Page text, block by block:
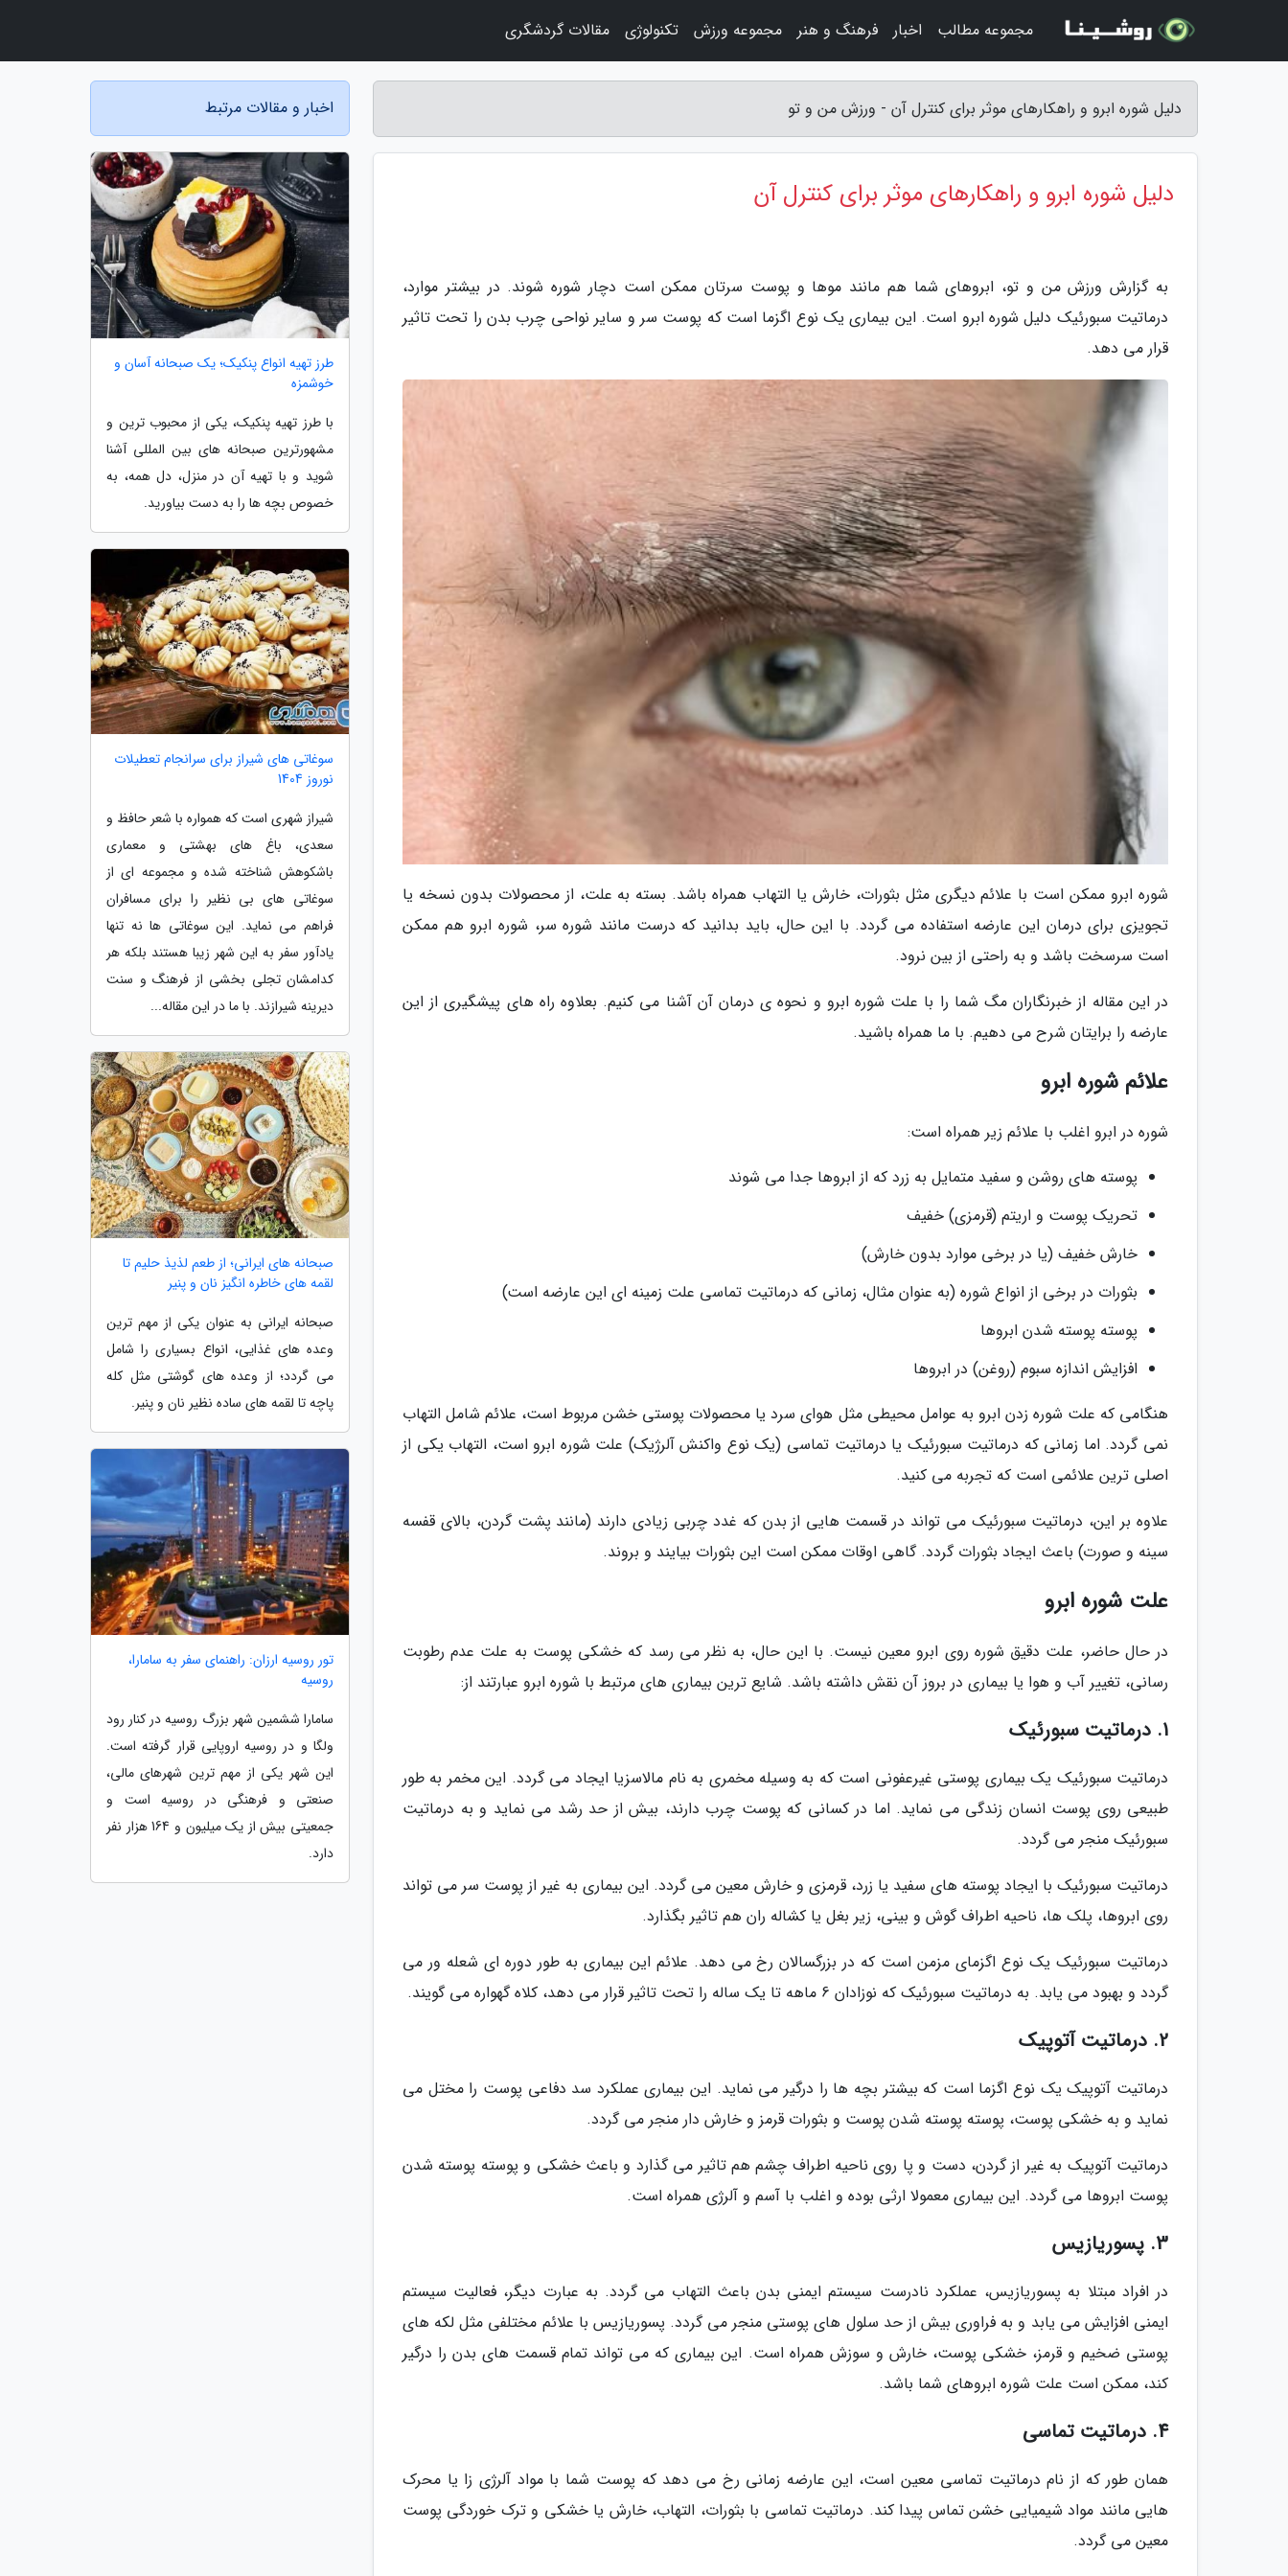
دلیل شوره ابرو و راهکارهای موثر برای کنترل آن - ورزش من و تو
دلیل شوره ابرو و راهکارهای موثر برای کنترل آن
به گزارش ورزش من و تو، ابروهای شما هم مانند موها و پوست سرتان ممکن است دچار شوره شوند. در بیشتر موارد،
درماتیت سبورئیک دلیل شوره ابرو است. این بیماری یک نوع اگزما است که پوست سر و سایر نواحی چرب بدن را تحت تاثیر
قرار می دهد.
شوره ابرو ممکن است با علائم دیگری مثل بثورات، خارش یا التهاب همراه باشد. بسته به علت، از محصولات بدون نسخه یا
تجویزی برای درمان این عارضه استفاده می گردد. با این حال، باید بدانید که درست مانند شوره سر، شوره ابرو هم ممکن
است سرسخت باشد و به راحتی از بین نرود.
در این مقاله از خبرنگاران مگ شما را با علت شوره ابرو و نحوه ی درمان آن آشنا می کنیم. بعلاوه راه های پیشگیری از این
عارضه را برایتان شرح می دهیم. با ما همراه باشید.
علائم شوره ابرو
شوره در ابرو اغلب با علائم زیر همراه است:
پوسته های روشن و سفید متمایل به زرد که از ابروها جدا می شوند
تحریک پوست و اریتم (قرمزی) خفیف
خارش خفیف (یا در برخی موارد بدون خارش)
بثورات در برخی از انواع شوره (به عنوان مثال، زمانی که درماتیت تماسی علت زمینه ای این عارضه است)
پوسته پوسته شدن ابروها
افزایش اندازه سبوم (روغن) در ابروها
هنگامی که علت شوره زدن ابرو به عوامل محیطی مثل هوای سرد یا محصولات پوستی خشن مربوط است، علائم شامل التهاب
نمی گردد. اما زمانی که درماتیت سبورئیک یا درماتیت تماسی (یک نوع واکنش آلرژیک) علت شوره ابرو است، التهاب یکی از
اصلی ترین علائمی است که تجربه می کنید.
علاوه بر این، درماتیت سبورئیک می تواند در قسمت هایی از بدن که غدد چربی زیادی دارند (مانند پشت گردن، بالای قفسه
سینه و صورت) باعث ایجاد بثورات گردد. گاهی اوقات ممکن است این بثورات بیایند و بروند.
علت شوره ابرو
در حال حاضر، علت دقیق شوره روی ابرو معین نیست. با این حال، به نظر می رسد که خشکی پوست به علت عدم رطوبت
رسانی، تغییر آب و هوا یا بیماری در بروز آن نقش داشته باشد. شایع ترین بیماری های مرتبط با شوره ابرو عبارتند از:
1. درماتیت سبورئیک
درماتیت سبورئیک یک بیماری پوستی غیرعفونی است که به وسیله مخمری به نام مالاسزیا ایجاد می گردد. این مخمر به طور
طبیعی روی پوست انسان زندگی می نماید. اما در کسانی که پوست چرب دارند، بیش از حد رشد می نماید و به درماتیت
سبورئیک منجر می گردد.
درماتیت سبورئیک با ایجاد پوسته های سفید یا زرد، قرمزی و خارش معین می گردد. این بیماری به غیر از پوست سر می تواند
روی ابروها، پلک ها، ناحیه اطراف گوش و بینی، زیر بغل یا کشاله ران هم تاثیر بگذارد.
درماتیت سبورئیک یک نوع اگزمای مزمن است که در بزرگسالان رخ می دهد. علائم این بیماری به طور دوره ای شعله ور می
گردد و بهبود می یابد. به درماتیت سبورئیک که نوزادان 6 ماهه تا یک ساله را تحت تاثیر قرار می دهد، کلاه گهواره می گویند.
2. درماتیت آتوپیک
درماتیت آتوپیک یک نوع اگزما است که بیشتر بچه ها را درگیر می نماید. این بیماری عملکرد سد دفاعی پوست را مختل می
نماید و به خشکی پوست، پوسته پوسته شدن پوست و بثورات قرمز و خارش دار منجر می گردد.
درماتیت آتوپیک به غیر از گردن، دست و پا روی ناحیه اطراف چشم هم تاثیر می گذارد و باعث خشکی و پوسته پوسته شدن
پوست ابروها می گردد. این بیماری معمولا ارثی بوده و اغلب با آسم و آلرژی همراه است.
3. پسوریازیس
در افراد مبتلا به پسوریازیس، عملکرد نادرست سیستم ایمنی بدن باعث التهاب می گردد. به عبارت دیگر، فعالیت سیستم
ایمنی افزایش می یابد و به فراوری بیش از حد سلول های پوستی منجر می گردد. پسوریازیس با علائم مختلفی مثل لکه های
پوستی ضخیم و قرمز، خشکی پوست، خارش و سوزش همراه است. این بیماری که می تواند تمام قسمت های بدن را درگیر
کند، ممکن است علت شوره ابروهای شما باشد.
4. درماتیت تماسی
همان طور که از نام درماتیت تماسی معین است، این عارضه زمانی رخ می دهد که پوست شما با مواد آلرژی زا یا محرک
هایی مانند مواد شیمیایی خشن تماس پیدا کند. درماتیت تماسی با بثورات، التهاب، خارش یا خشکی و ترک خوردگی پوست
معین می گردد.
اخبار و مقالات مرتبط
طرز تهیه انواع پنکیک؛ یک صبحانه آسان و
خوشمزه
با طرز تهیه پنکیک، یکی از محبوب ترین و
مشهورترین صبحانه های بین المللی آشنا
شوید و با تهیه آن در منزل، دل همه، به
خصوص بچه ها را به دست بیاورید.
سوغاتی های شیراز برای سرانجام تعطیلات
نوروز 1404
شیراز شهری است که همواره با شعر حافظ و
سعدی، باغ های بهشتی و معماری
باشکوهش شناخته شده و مجموعه ای از
سوغاتی های بی نظیر را برای مسافران
فراهم می نماید. این سوغاتی ها نه تنها
یادآور سفر به این شهر زیبا هستند بلکه هر
کدامشان تجلی بخشی از فرهنگ و سنت
دیرینه شیرازند. با ما در این مقاله...
صبحانه های ایرانی؛ از طعم لذیذ حلیم تا
لقمه های خاطره انگیز نان و پنیر
صبحانه ایرانی به عنوان یکی از مهم ترین
وعده های غذایی، انواع بسیاری را شامل
می گردد؛ از وعده های گوشتی مثل کله
پاچه تا لقمه های ساده نظیر نان و پنیر.
تور روسیه ارزان: راهنمای سفر به سامارا،
روسیه
سامارا ششمین شهر بزرگ روسیه در کنار رود
ولگا و در روسیه اروپایی قرار گرفته است.
این شهر یکی از مهم ترین شهرهای مالی،
صنعتی و فرهنگی در روسیه است و
جمعیتی بیش از یک میلیون و 164 هزار نفر
دارد.
مجموعه مطالب اخبار فرهنگ و هنر مجموعه ورزش تکنولوژی مقالات گردشگری